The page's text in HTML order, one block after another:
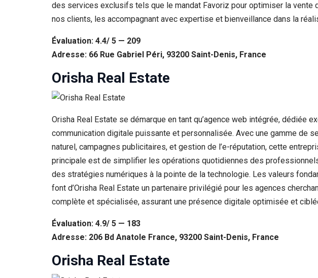
des services exclusifs tels que le mandat Favoriz pour optimiser la vente
nos clients, les accompagnant avec expertise et bienveillance dans la
Évaluation: 4.4/ 5 — 209
Adresse: 66 Rue Gabriel Péri, 93200 Saint-Denis, France
Orisha Real Estate
Orisha Real Estate se démarque en tant qu’agence web intégrée,
communication digitale puissante et personnalisée. Avec une gamme de
naturel, campagnes publicitaires, et gestion de l’e-réputation, cette
principale est de simplifier les opérations quotidiennes des
des stratégies numériques à la pointe de la technologie. Les valeurs
font d’Orisha Real Estate un partenaire privilégié pour les agences
complète et spécialisée, assurant une présence digitale optimisée et
Évaluation: 4.9/ 5 — 183
Adresse: 206 Bd Anatole France, 93200 Saint-Denis, France
Orisha Real Estate